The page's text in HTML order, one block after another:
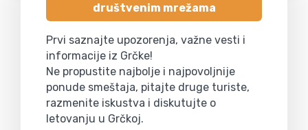
društvenim mrežama
Prvi saznajte upozorenja, važne vesti i
informacije iz Grčke!
Ne propustite najbolje i najpovoljnije
ponude smeštaja, pitajte druge turiste,
razmenite iskustva i diskutujte o
letovanju u Grčkoj.